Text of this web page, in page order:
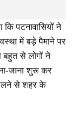
पटनावासियों ने
में बड़े पैमाने पर
से लोगों ने
जाना शुरू कर
चलने से शहर के